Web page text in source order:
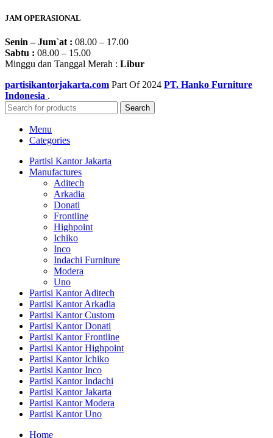
JAM OPERASIONAL
Senin – Jum`at : 08.00 – 17.00
Sabtu : 08.00 – 15.00
Minggu dan Tanggal Merah : Libur
partisikantorjakarta.com Part Of 2024 PT. Hanko Furniture
Indonesia .
Search
Menu
Categories
Partisi Kantor Jakarta
Manufactures
Aditech
Arkadia
Donati
Frontline
Highpoint
Ichiko
Inco
Indachi Furniture
Modera
Uno
Partisi Kantor Aditech
Partisi Kantor Arkadia
Partisi Kantor Custom
Partisi Kantor Donati
Partisi Kantor Frontline
Partisi Kantor Highpoint
Partisi Kantor Ichiko
Partisi Kantor Inco
Partisi Kantor Indachi
Partisi Kantor Jakarta
Partisi Kantor Modera
Partisi Kantor Uno
Home